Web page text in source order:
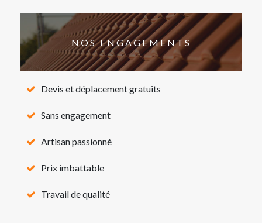
NOS ENGAGEMENTS
Devis et déplacement gratuits
Sans engagement
Artisan passionné
Prix imbattable
Travail de qualité